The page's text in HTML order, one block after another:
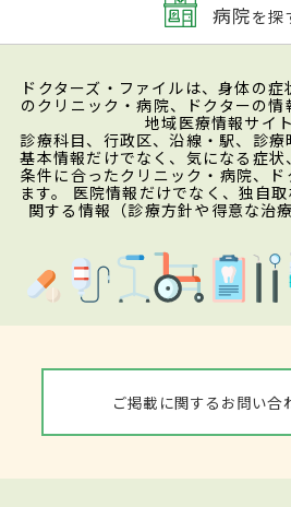
病院を探
ドクターズ・ファイルは、身体の
のクリニック・病院、ドクターの
地域医療情報サイト
診療科目、行政区、沿線・駅、診
基本情報だけでなく、気になる症
条件に合ったクリニック・病院、
ます。 医院情報だけでなく、独自
関する情報（診療方針や得意な治
ご掲載に関するお問い合